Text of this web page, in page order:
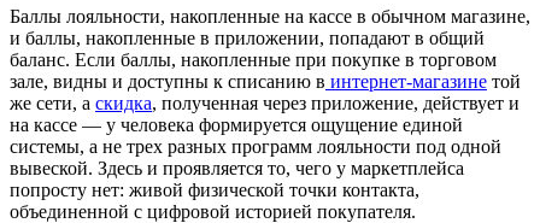
Баллы лояльности, накопленные на кассе в обычном магазине,
и баллы, накопленные в приложении, попадают в общий
баланс. Если баллы, накопленные при покупке в торговом
зале, видны и доступны к списанию в интернет-магазине той
же сети, а скидка, полученная через приложение, действует и
на кассе — у человека формируется ощущение единой
системы, а не трех разных программ лояльности под одной
вывеской. Здесь и проявляется то, чего у маркетплейса
попросту нет: живой физической точки контакта,
объединенной с цифровой историей покупателя.